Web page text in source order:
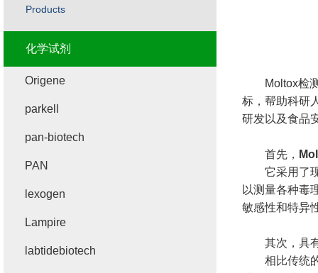
Moltox检测
标，帮助科研
研发以及食品
首先，
它采用了现
以测量各种毒
敏感性和特异
其次，具有
相比传统的
Products
化学试剂
Origene
parkell
pan-biotech
PAN
lexogen
Lampire
labtidebiotech